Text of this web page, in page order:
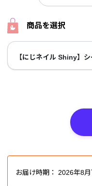
商品を選択
【にじネイル Shiny】
お届け時期： 2026年8